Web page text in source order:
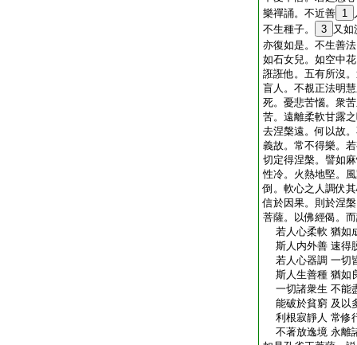
樂禪誦。不近善 1
不生種子。
3 又如
亦復如是。不生善
如石女兒。如空中
誑誑他。五有所沒
盲人。不覩正法明
死。憂悲苦惱。衆
苦。遠離柔軟甘露
去涅槃遠。何以故
義故。常不得樂。
切定得涅槃。譬如
性冷。火熱地堅。
倒。軟心之人調伏
信於因果。則於涅
菩薩。以佛經偈。
若人心柔軟 猶如
斯人内外善 速得
若人心器調 一切
斯人生善種 猶如
一切諸衆生 不能
能破於貧窮 及以
利根寂靜人 常修
不著放逸境 永離